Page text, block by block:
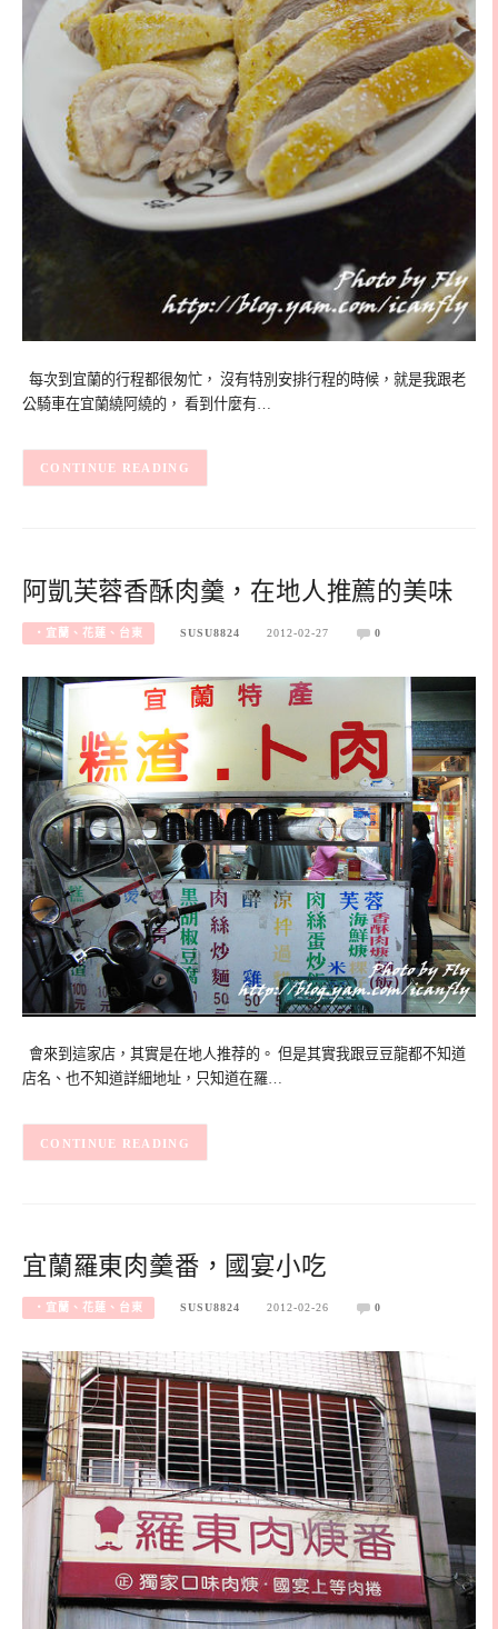
每次到宜蘭的行程都很匆忙， 沒有特別安排行程的時候，就是我跟老
公騎車在宜蘭繞阿繞的， 看到什麼有…
CONTINUE READING
阿凱芙蓉香酥肉羹，在地人推薦的美味
‧宜蘭、花蓮、台東 SUSU8824 2012-02-27 0
會來到這家店，其實是在地人推荐的。 但是其實我跟豆豆龍都不知道
店名、也不知道詳細地址，只知道在羅…
CONTINUE READING
宜蘭羅東肉羹番，國宴小吃
‧宜蘭、花蓮、台東 SUSU8824 2012-02-26 0